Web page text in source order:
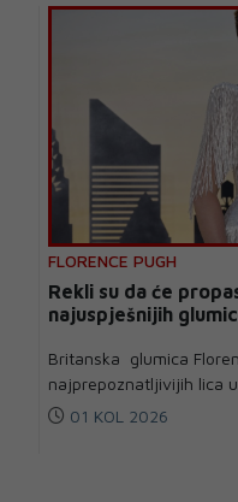
FLORENCE PUGH
Rekli su da će
najuspješnijih
Britanska glumica
najprepoznatljivijih lica u
01 KOL 2026